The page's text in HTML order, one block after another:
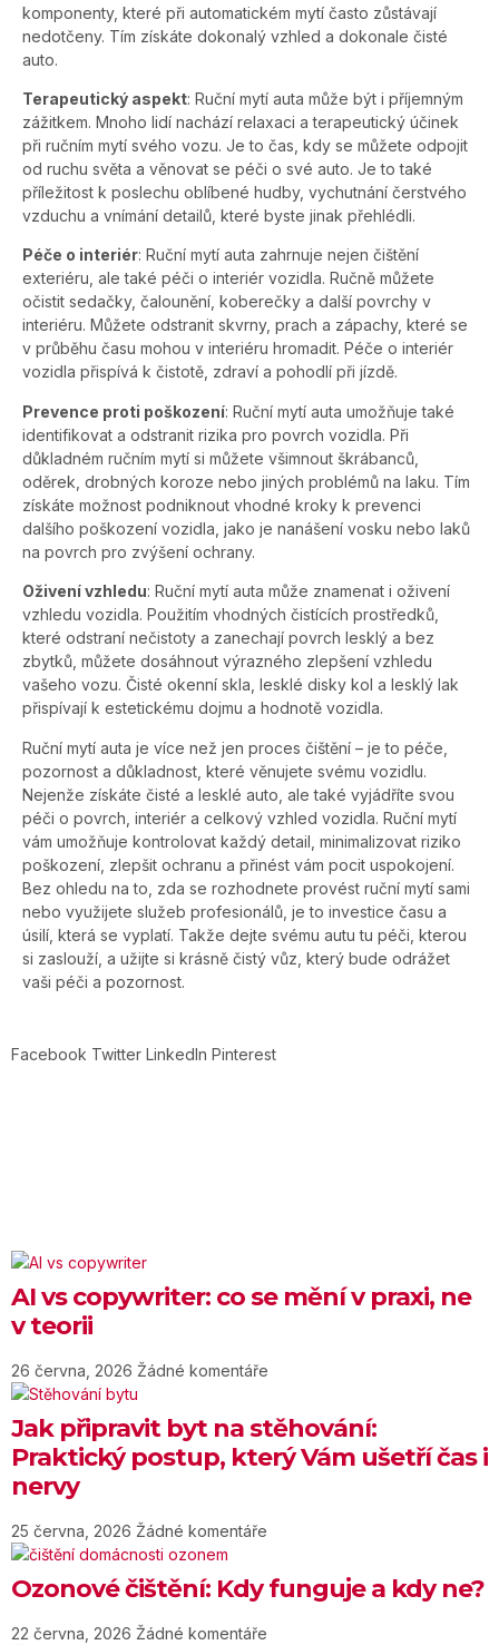
komponenty, které při automatickém mytí často zůstávají
nedotčeny. Tím získáte dokonalý vzhled a dokonale čisté
auto.
Terapeutický aspekt: Ruční mytí auta může být i příjemným
zážitkem. Mnoho lidí nachází relaxaci a terapeutický účinek
při ručním mytí svého vozu. Je to čas, kdy se můžete odpojit
od ruchu světa a věnovat se péči o své auto. Je to také
příležitost k poslechu oblíbené hudby, vychutnání čerstvého
vzduchu a vnímání detailů, které byste jinak přehlédli.
Péče o interiér: Ruční mytí auta zahrnuje nejen čištění
exteriéru, ale také péči o interiér vozidla. Ručně můžete
očistit sedačky, čalounění, koberečky a další povrchy v
interiéru. Můžete odstranit skvrny, prach a zápachy, které se
v průběhu času mohou v interiéru hromadit. Péče o interiér
vozidla přispívá k čistotě, zdraví a pohodlí při jízdě.
Prevence proti poškození: Ruční mytí auta umožňuje také
identifikovat a odstranit rizika pro povrch vozidla. Při
důkladném ručním mytí si můžete všimnout škrábanců,
oděrek, drobných koroze nebo jiných problémů na laku. Tím
získáte možnost podniknout vhodné kroky k prevenci
dalšího poškození vozidla, jako je nanášení vosku nebo laků
na povrch pro zvýšení ochrany.
Oživení vzhledu: Ruční mytí auta může znamenat i oživení
vzhledu vozidla. Použitím vhodných čistících prostředků,
které odstraní nečistoty a zanechají povrch lesklý a bez
zbytků, můžete dosáhnout výrazného zlepšení vzhledu
vašeho vozu. Čisté okenní skla, lesklé disky kol a lesklý lak
přispívají k estetickému dojmu a hodnotě vozidla.
Ruční mytí auta je více než jen proces čištění – je to péče,
pozornost a důkladnost, které věnujete svému vozidlu.
Nejenže získáte čisté a lesklé auto, ale také vyjádříte svou
péči o povrch, interiér a celkový vzhled vozidla. Ruční mytí
vám umožňuje kontrolovat každý detail, minimalizovat riziko
poškození, zlepšit ochranu a přinést vám pocit uspokojení.
Bez ohledu na to, zda se rozhodnete provést ruční mytí sami
nebo využijete služeb profesionálů, je to investice času a
úsilí, která se vyplatí. Takže dejte svému autu tu péči, kterou
si zaslouží, a užijte si krásně čistý vůz, který bude odrážet
vaši péči a pozornost.
Facebook Twitter LinkedIn Pinterest
AI vs copywriter: co se mění v praxi, ne
v teorii
26 června, 2026 Žádné komentáře
Jak připravit byt na stěhování:
Praktický postup, který Vám ušetří čas i
nervy
25 června, 2026 Žádné komentáře
Ozonové čištění: Kdy funguje a kdy ne?
22 června, 2026 Žádné komentáře